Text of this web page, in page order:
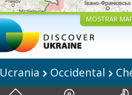
MOSTRAR
Ucrania Occidental